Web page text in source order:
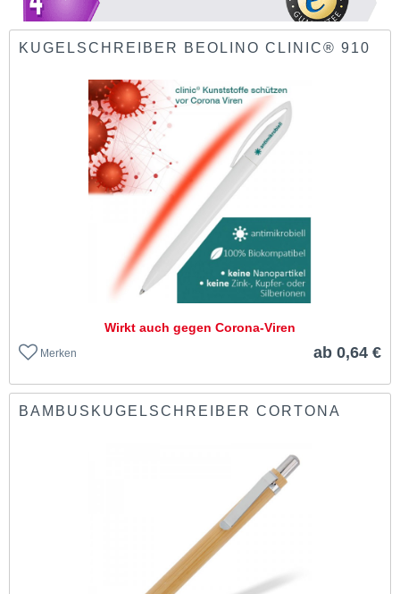
KUGELSCHREIBER BEOLINO CLINIC® 910
Wirkt auch gegen Corona-Viren
Merken ab 0,64 €
BAMBUSKUGELSCHREIBER CORTONA